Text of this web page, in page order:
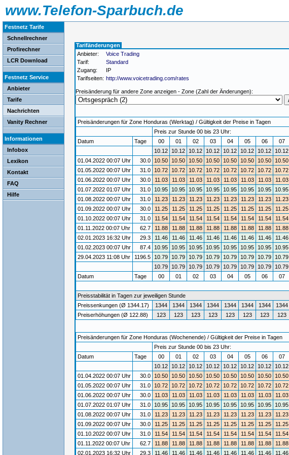
www.Telefon-Sparbuch.de
Festnetz Tarife
Schnellrechner
Profirechner
LCR Download
Festnetz Service
Anbieter
Tarife
Nachrichten
Vanity Rechner
Informationen
Infobox
Lexikon
Kontakt
FAQ
Hilfe
Tarifänderungen
Anbieter:
Voice Trading
Tarif:
Standard
Zugang:
IP
Tarifseiten: http://www.voicetrading.com/rates
Preisänderung für andere Zone anzeigen - Zone (Zahl der Änderungen):
Preisänderungen für Zone Honduras (Werktag) / Gültigkeit der Preise in Tagen
Preis zur Stunde 00 bis 23 Uhr:
Datum
Tage 00 01 02 03 04 05 06 07
10.12
10.12 10.12 10.12 10.12 10.12 10.12 10.12
01.04.2022 00:07 Uhr
30.0 10.50 10.50 10.50 10.50 10.50 10.50 10.50 10.50
01.05.2022 00:07 Uhr
31.0 10.72 10.72 10.72 10.72 10.72 10.72 10.72 10.72
01.06.2022 00:07 Uhr
30.0 11.03 11.03 11.03 11.03 11.03 11.03 11.03 11.03
01.07.2022 01:07 Uhr
31.0 10.95 10.95 10.95 10.95 10.95 10.95 10.95 10.95
01.08.2022 00:07 Uhr
31.0 11.23 11.23 11.23 11.23 11.23 11.23 11.23 11.23
01.09.2022 00:07 Uhr
30.0 11.25 11.25 11.25 11.25 11.25 11.25 11.25 11.25
01.10.2022 00:07 Uhr
31.0 11.54 11.54 11.54 11.54 11.54 11.54 11.54 11.54
01.11.2022 00:07 Uhr
62.7 11.88 11.88 11.88 11.88 11.88 11.88 11.88 11.88
02.01.2023 16:32 Uhr
29.3 11.46 11.46 11.46 11.46 11.46 11.46 11.46 11.46
01.02.2023 00:07 Uhr
87.4 10.95 10.95 10.95 10.95 10.95 10.95 10.95 10.95
29.04.2023 11:08 Uhr
1196.5 10.79 10.79 10.79 10.79 10.79 10.79 10.79 10.79
10.79
10.79 10.79 10.79 10.79 10.79 10.79 10.79
Datum
Tage 00 01 02 03 04 05 06 07
Preisstabilität in Tagen zur jeweiligen Stunde
Preissenkungen (Ø 1344.17)
1344 1344 1344 1344 1344 1344 1344 1344
Preiserhöhungen (Ø 122.88)
123 123 123 123 123 123 123 123
Preisänderungen für Zone Honduras (Wochenende) / Gültigkeit der Preise in Tagen
Preis zur Stunde 00 bis 23 Uhr:
Datum
Tage 00 01 02 03 04 05 06 07
10.12
10.12 10.12 10.12 10.12 10.12 10.12 10.12
01.04.2022 00:07 Uhr
30.0 10.50 10.50 10.50 10.50 10.50 10.50 10.50 10.50
01.05.2022 00:07 Uhr
31.0 10.72 10.72 10.72 10.72 10.72 10.72 10.72 10.72
01.06.2022 00:07 Uhr
30.0 11.03 11.03 11.03 11.03 11.03 11.03 11.03 11.03
01.07.2022 01:07 Uhr
31.0 10.95 10.95 10.95 10.95 10.95 10.95 10.95 10.95
01.08.2022 00:07 Uhr
31.0 11.23 11.23 11.23 11.23 11.23 11.23 11.23 11.23
01.09.2022 00:07 Uhr
30.0 11.25 11.25 11.25 11.25 11.25 11.25 11.25 11.25
01.10.2022 00:07 Uhr
31.0 11.54 11.54 11.54 11.54 11.54 11.54 11.54 11.54
01.11.2022 00:07 Uhr
62.7 11.88 11.88 11.88 11.88 11.88 11.88 11.88 11.88
02.01.2023 16:32 Uhr
29.3 11.46 11.46 11.46 11.46 11.46 11.46 11.46 11.46